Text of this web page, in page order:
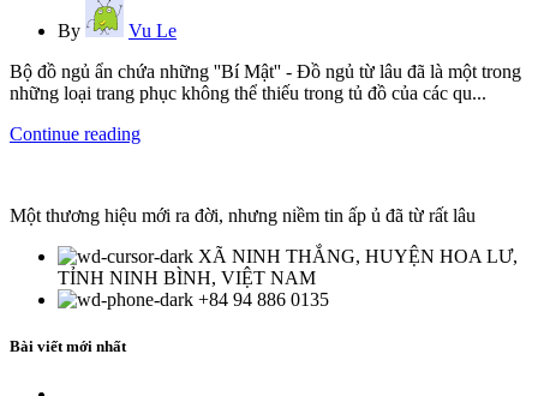
By
Vu Le
Bộ đồ ngủ ẩn chứa những ''Bí Mật'' - Đồ ngủ từ lâu đã là một trong
những loại trang phục không thể thiếu trong tủ đồ của các qu...
Continue reading
Một thương hiệu mới ra đời, nhưng niềm tin ấp ủ đã từ rất lâu
XÃ NINH THẮNG, HUYỆN HOA LƯ,
TỈNH NINH BÌNH, VIỆT NAM
+84 94 886 0135
Bài viết mới nhất